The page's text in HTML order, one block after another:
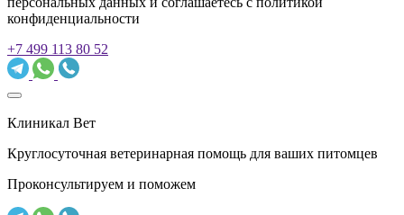
конфиденциальности
+7 499 113 80 52
Клиникал Вет
Круглосуточная ветеринарная помощь для ваших питомцев
Проконсультируем и поможем